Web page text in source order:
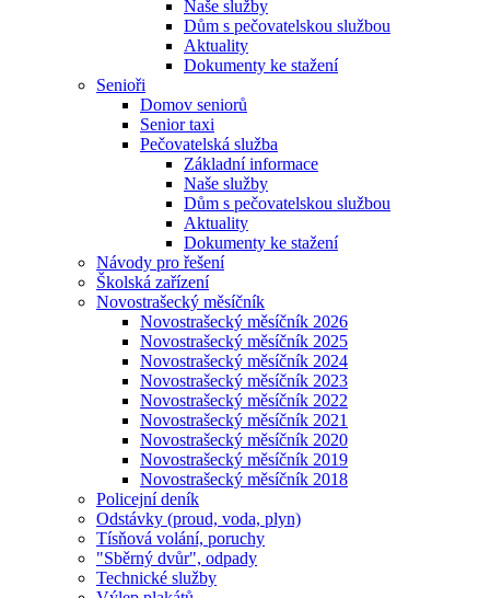
Naše služby
Dům s pečovatelskou službou
Aktuality
Dokumenty ke stažení
Senioři
Domov seniorů
Senior taxi
Pečovatelská služba
Základní informace
Naše služby
Dům s pečovatelskou službou
Aktuality
Dokumenty ke stažení
Návody pro řešení
Školská zařízení
Novostrašecký měsíčník
Novostrašecký měsíčník 2026
Novostrašecký měsíčník 2025
Novostrašecký měsíčník 2024
Novostrašecký měsíčník 2023
Novostrašecký měsíčník 2022
Novostrašecký měsíčník 2021
Novostrašecký měsíčník 2020
Novostrašecký měsíčník 2019
Novostrašecký měsíčník 2018
Policejní deník
Odstávky (proud, voda, plyn)
Tísňová volání, poruchy
"Sběrný dvůr", odpady
Technické služby